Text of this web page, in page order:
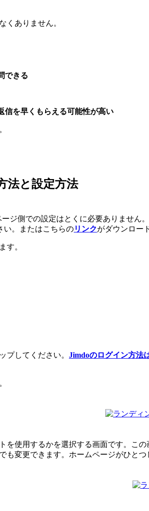
くありません。
できる
信を早くもらえる可能性が高い
法と設定方法
ジ側での設定はとくに必要ありません
い。またはこちらのリンクがダウンロー
す。
プしてください。 Jimdoのログイン方法
を使用するかを選択する画面です。こ
も変更できます。ホームページがひと